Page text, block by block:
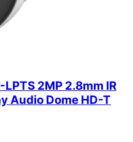
2MP 2.8mm IR
Audio Dome HD-T